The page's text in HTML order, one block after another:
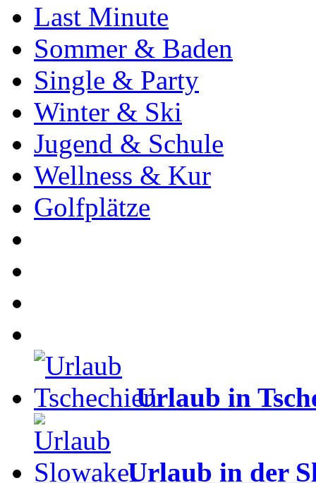
Last Minute
Sommer & Baden
Single & Party
Winter & Ski
Jugend & Schule
Wellness & Kur
Golfplätze
Urlaub in
Urlaub in der